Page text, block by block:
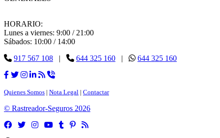
HORARIO:
Lunes a viernes: 9:00 / 21:00
Sábados: 10:00 / 14:00
917 567 108 | 644 325 160 | 644 325 160
Quienes Somos | Nota Legal | Contactar
© Rastreador-Seguros 2026